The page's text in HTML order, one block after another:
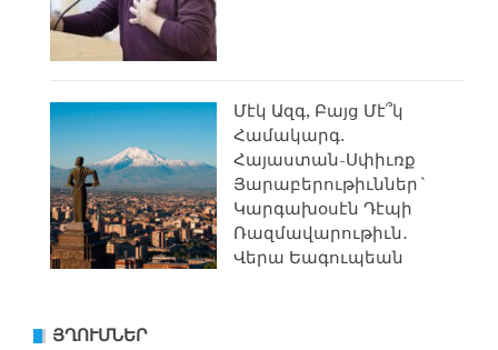
Մէկ Ազգ, Բայց Մէ՞կ
Համակարգ.
Հայաստան-Սփիւռք
Յարաբերութիւններ`
Կարգախօսէն Դէպի
Ռազմավարութիւն․
Վերա Եագուպեան
ՅՂՈՒՄՆԵՐ